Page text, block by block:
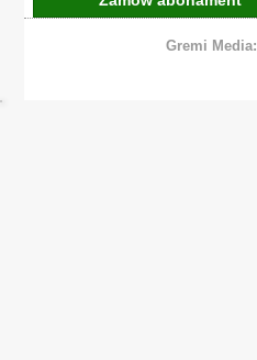
Gremi Media: